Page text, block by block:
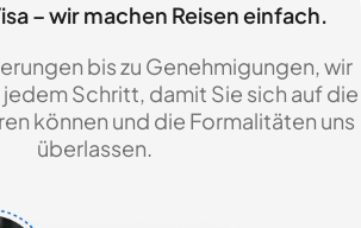
– wir machen Reisen einfach.
bis zu Genehmigungen, wir
Schritt, damit Sie sich auf die
können und die Formalitäten uns
überlassen.